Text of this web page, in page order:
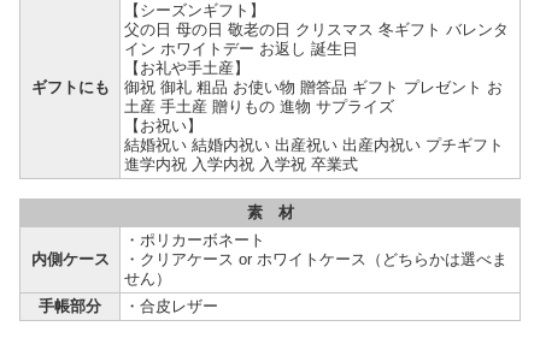
ギフトにも
【シーズンギフト】
父の日 母の日 敬老の日 クリスマス 冬ギフト バレンタ
イン ホワイトデー お返し 誕生日
【お礼や手土産】
御祝 御礼 粗品 お使い物 贈答品 ギフト プレゼント お
土産 手土産 贈りもの 進物 サプライズ
【お祝い】
結婚祝い 結婚内祝い 出産祝い 出産内祝い プチギフト
進学内祝 入学内祝 入学祝 卒業式
素 材
内側ケース
・ ポリカーボネート
・クリアケース or ホワイトケース（どちらかは選べま
せん）
手帳部分
・合皮レザー